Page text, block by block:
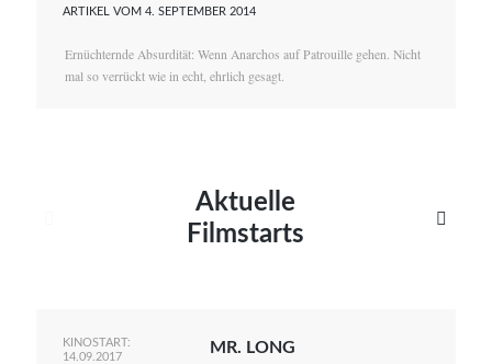
ARTIKEL VOM 4. SEPTEMBER 2014
Ernüchternde Absurdität: Wenn Anarchos auf Patrouille gehen. Nicht
mal so verrückt wie in echt, ehrlich gesagt.
Aktuelle
Filmstarts

KINOSTART:
14.09.2017
MR. LONG